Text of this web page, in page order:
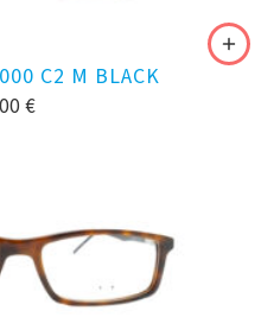
C2 M BLACK
€